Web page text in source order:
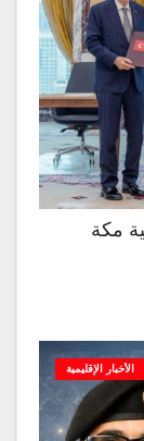
مكة
الأخبار الإقليمية